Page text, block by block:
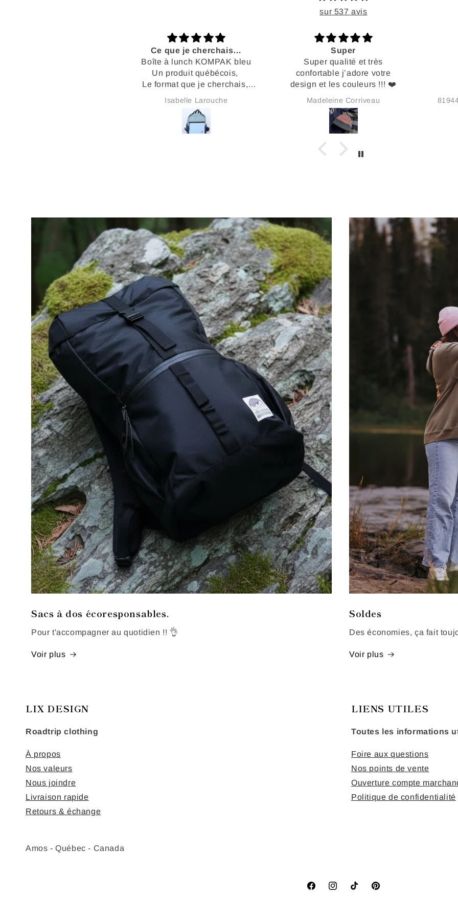
sur 537 avis
Super
Super qualité et très
confortable j’adore votre
design et les couleurs !!! ❤️
Madeleine Corriveau
Trop confo !
8194422657 Mélanie Langlois
plus
Sacs à dos écoresponsables.
Pour t'accompagner au quotidien !! 👌
Voir plus
Soldes
Des économies, ça fait
Voir plus
LIX DESIGN
Roadtrip clothing
À propos
Nos valeurs
Nous joindre
Livraison rapide
Retours & échange
Amos - Québec - Canada
LIENS UTILES
Toutes les informations
Foire aux questions
Nos points de vente
Ouverture compte
Politique de confidentialité
FacebookInstagramTikTok Pinterest